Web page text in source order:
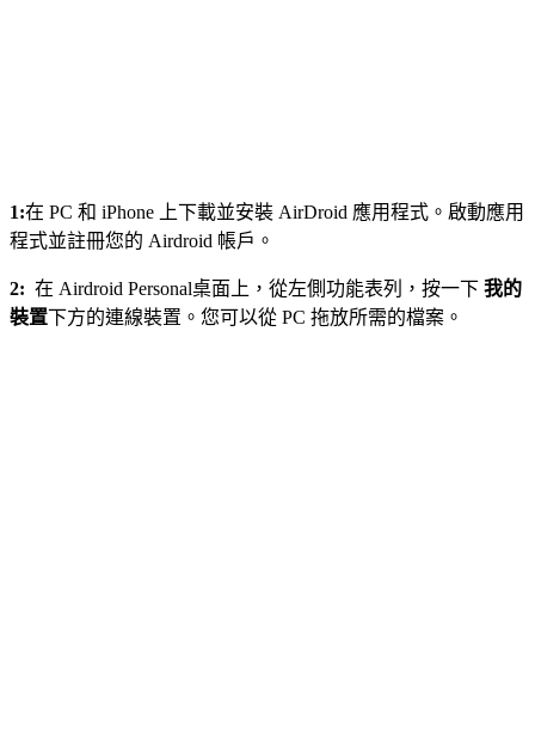
1:在 PC 和 iPhone 上下載並安裝 AirDroid 應用程式。啟動應用
程式並註冊您的 Airdroid 帳戶。
2: 在 Airdroid Personal桌面上， 從左側功能表列，按一下 我的
裝置下方的連線裝置。您可以從 PC 拖放所需的檔案。